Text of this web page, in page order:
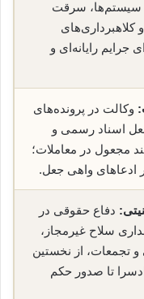
سیستم‌ها، سرقت
کلاهبرداری‌های
جرایم رایانه‌ای و
وکالت در پرونده‌های
اسناد رسمی و
مجعول در معاملات؛
ادعاهای واهی جعل.
دفاع حقوقی در
سلاح غیرمجاز،
تجمعات، از نخستین
تا صدور حکم